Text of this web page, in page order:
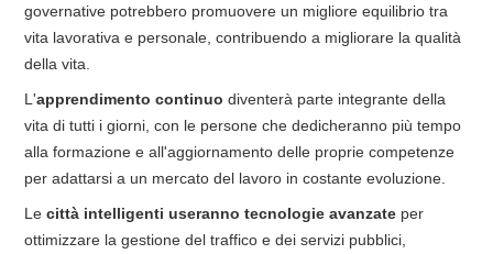
governative potrebbero promuovere un migliore equilibrio tra
vita lavorativa e personale, contribuendo a migliorare la qualità
della vita.
L'apprendimento continuo diventerà parte integrante della
vita di tutti i giorni, con le persone che dedicheranno più tempo
alla formazione e all'aggiornamento delle proprie competenze
per adattarsi a un mercato del lavoro in costante evoluzione.
Le città intelligenti useranno tecnologie avanzate per
ottimizzare la gestione del traffico e dei servizi pubblici,